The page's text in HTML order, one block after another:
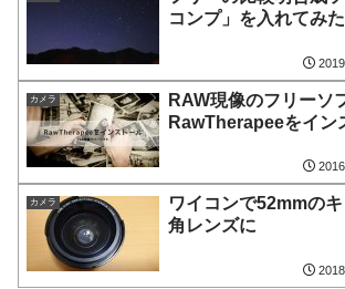
コンプ」を入れてみた
カメラ
RAW現像のフリーソ
RawTherapeeをイン
カメラ
ワイコンで52mmの
角レンズに